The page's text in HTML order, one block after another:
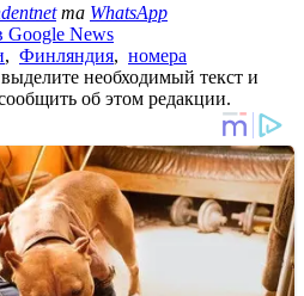
та WhatsApp
Google News
, Финляндия, номера
необходимый текст и
об этом редакции.